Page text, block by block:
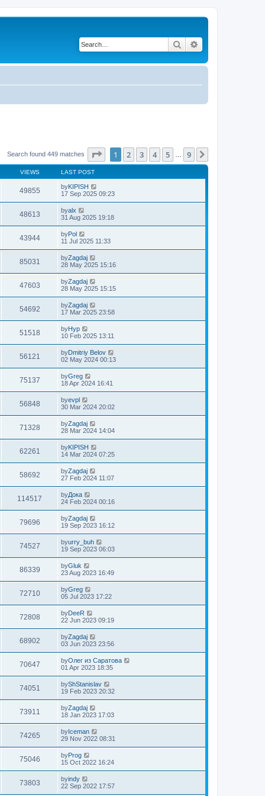
Search
Search found 449 matches Page of 9
1 2 3 4 5 9
VIEWS LAST POST
49855 byKIPISH
17 Sep 2025 09:23
48613 byalx
31 Aug 2025 19:18
43944 byPol
11 Jul 2025 11:33
85031 byZagdaj
28 May 2025 15:16
47603 byZagdaj
28 May 2025 15:15
54692 byZagdaj
17 Mar 2025 23:58
51518 byНур
10 Feb 2025 13:11
56121 byDmitriy Belov
02 May 2024 00:13
75137 byGreg
18 Apr 2024 16:41
56848 byevpl
30 Mar 2024 20:02
71328 byZagdaj
28 Mar 2024 14:04
62261 byKIPISH
14 Mar 2024 07:25
58692 byZagdaj
27 Feb 2024 11:07
114517 byДока
24 Feb 2024 00:16
79696 byZagdaj
19 Sep 2023 16:12
74527 byurry_buh
19 Sep 2023 06:03
86339 byGluk
23 Aug 2023 16:49
72710 byGreg
05 Jul 2023 17:22
72808 byDeeR
22 Jun 2023 09:19
68902 byZagdaj
03 Jun 2023 23:56
70647 byОлег из Саратова
01 Apr 2023 18:35
74051 byShStanislav
19 Feb 2023 20:32
73911 byZagdaj
18 Jan 2023 17:03
74265 byIceman
29 Nov 2022 08:31
75046 byProg
15 Oct 2022 16:24
73803 byindy
22 Sep 2022 17:57